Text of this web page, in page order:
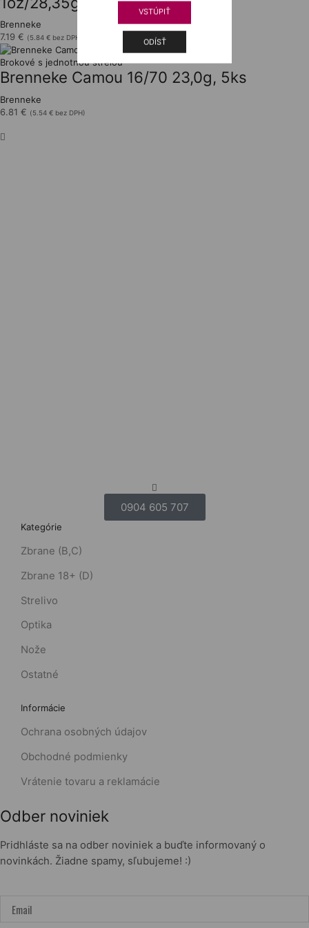
VSTÚPIŤ
ODÍSŤ
Brenneke
7.19 € (5.84 € bez DPH)
Brokové s jednotnou strelou
Brenneke Camou 16/70 23,0g, 5ks
Brenneke
6.81 € (5.54 € bez DPH)
0904 605 707
Kategórie
Zbrane (B,C)
Zbrane 18+ (D)
Strelivo
Optika
Nože
Ostatné
Informácie
Ochrana osobných údajov
Obchodné podmienky
Vrátenie tovaru a reklamácie
Odber noviniek
Pridhláste sa na odber noviniek a buďte informovaný o
novinkách. Žiadne spamy, sľubujeme! :)